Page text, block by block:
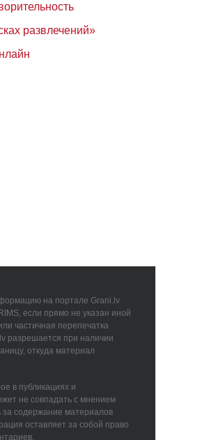
развлечений»
на портале Grani.lv
если прямо не указан иной
частичная перепечатка
разрешается при наличии
откуда материал
в публикациях и
не совпадать с мнением
за содержание материалов
оставляет за собой право